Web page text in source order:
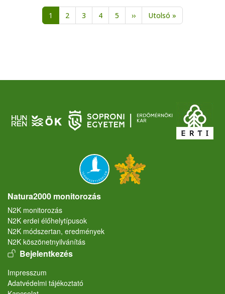
Oldalszámozás
1 2 3 4 5 ››Következő oldal
Utolsó »
Natura2000 monitorozás
N2K monitorozás
N2K erdei élőhelytípusok
N2K módszertan, eredmények
N2K köszönetnyilvánítás
User account menu
Bejelentkezés
Lábléc
Impresszum
Adatvédelmi tájékoztató